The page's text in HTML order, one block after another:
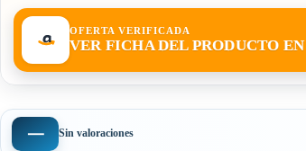
OFERTA VERIFICADA
VER FICHA DEL PRODUCTO
— Sin valoraciones